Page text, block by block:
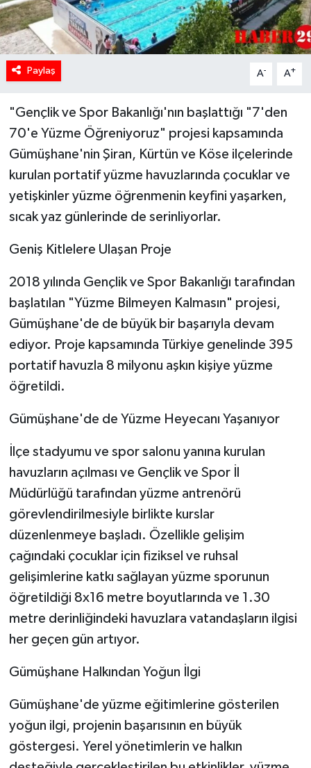
Paylaş A- A+
"Gençlik ve Spor Bakanlığı'nın başlattığı "7'den
70'e Yüzme Öğreniyoruz" projesi kapsamında
Gümüşhane'nin Şiran, Kürtün ve Köse ilçelerinde
kurulan portatif yüzme havuzlarında çocuklar ve
yetişkinler yüzme öğrenmenin keyfini yaşarken,
sıcak yaz günlerinde de serinliyorlar.
Geniş Kitlelere Ulaşan Proje
2018 yılında Gençlik ve Spor Bakanlığı tarafından
başlatılan "Yüzme Bilmeyen Kalmasın" projesi,
Gümüşhane'de de büyük bir başarıyla devam
ediyor. Proje kapsamında Türkiye genelinde 395
portatif havuzla 8 milyonu aşkın kişiye yüzme
öğretildi.
Gümüşhane'de de Yüzme Heyecanı Yaşanıyor
İlçe stadyumu ve spor salonu yanına kurulan
havuzların açılması ve Gençlik ve Spor İl
Müdürlüğü tarafından yüzme antrenörü
görevlendirilmesiyle birlikte kurslar
düzenlenmeye başladı. Özellikle gelişim
çağındaki çocuklar için fiziksel ve ruhsal
gelişimlerine katkı sağlayan yüzme sporunun
öğretildiği 8x16 metre boyutlarında ve 1.30
metre derinliğindeki havuzlara vatandaşların ilgisi
her geçen gün artıyor.
Gümüşhane Halkından Yoğun İlgi
Gümüşhane'de yüzme eğitimlerine gösterilen
yoğun ilgi, projenin başarısının en büyük
göstergesi. Yerel yönetimlerin ve halkın